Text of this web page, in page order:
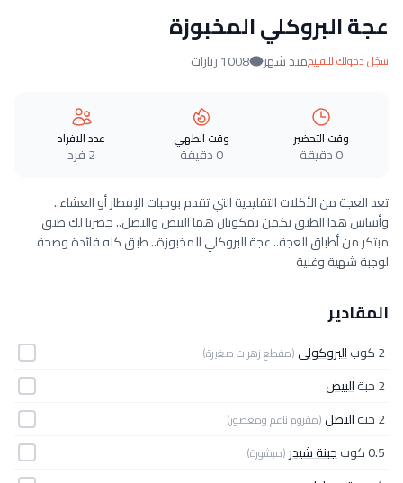
عجة البروكلي المخبوزة
سجّل دخولك للتقييممنذ شهر 1008 زيارات
وقت التحضير
0 دقيقة
وقت الطهي
0 دقيقة
عدد الافراد
2 فرد
تعد العجة من الأكلات التقليدية التي تقدم بوجبات الإفطار أو العشاء..
وأساس هذا الطبق يكمن بمكونان هما البيض والبصل.. حضرنا لك طبق
مبتكر من أطباق العجة.. عجة البروكلي المخبوزة.. طبق كله فائدة وصحة
لوجبة شهية وغنية
المقادير
2 كوب البروكولي (مقطع زهرات صغيرة)
2 حبة
البيض
2 حبة
البصل(مفروم ناعم ومعصور)
0.5 كوب جبنة شيدر (مبشورة)